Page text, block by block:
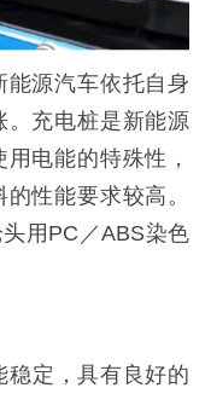
源汽车依托自身
。充电桩是新能源
电能的特殊性，
性能要求较高。
用 PC／ABS染色
稳定，具有良好的